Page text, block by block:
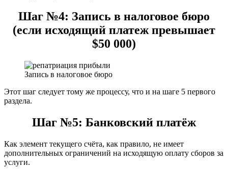
Шаг №4: Запись в налоговое бюро
(если исходящий платеж превышает
$50 000)
Запись в налоговое бюро
Этот шаг следует тому же процессу, что и на шаге 5 первого
раздела.
Шаг №5: Банковский платёж
Как элемент текущего счёта, как правило, не имеет
дополнительных ограничений на исходящую оплату сборов за
услуги.